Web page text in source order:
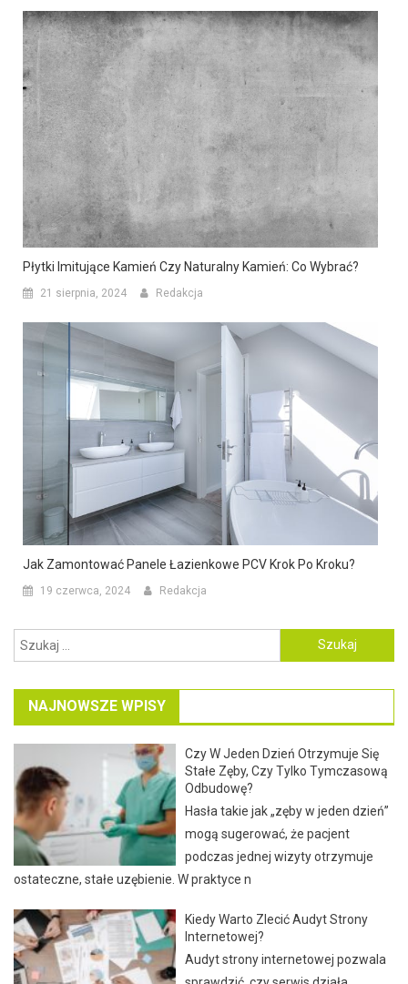
Płytki Imitujące Kamień Czy Naturalny Kamień: Co Wybrać?
21 sierpnia, 2024 Redakcja
Jak Zamontować Panele Łazienkowe PCV Krok Po Kroku?
19 czerwca, 2024 Redakcja
Szukaj:
NAJNOWSZE WPISY
Czy W Jeden Dzień Otrzymuje Się
Stałe Zęby, Czy Tylko Tymczasową
Odbudowę?
Hasła takie jak „zęby w jeden dzień”
mogą sugerować, że pacjent
podczas jednej wizyty otrzymuje
ostateczne, stałe uzębienie. W praktyce n
Kiedy Warto Zlecić Audyt Strony
Internetowej?
Audyt strony internetowej pozwala